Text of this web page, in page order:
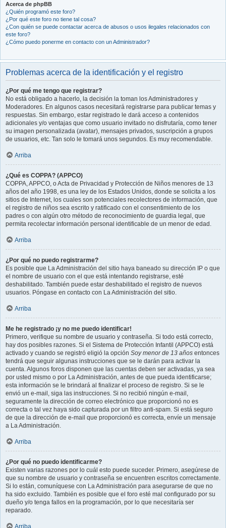
Acerca de phpBB
¿Quién programó este foro?
¿Por qué este foro no tiene tal cosa?
¿Con quién se puede contactar acerca de abusos o usos ilegales relacionados con
este foro?
¿Cómo puedo ponerme en contacto con un Administrador?
Problemas acerca de la identificación y el registro
¿Por qué me tengo que registrar?
No está obligado a hacerlo, la decisión la toman los Administradores y
Moderadores. En algunos casos necesitará registrarse para publicar temas y
respuestas. Sin embargo, estar registrado le dará acceso a contenidos
adicionales y/o ventajas que como usuario invitado no disfrutaría, como tener
su imagen personalizada (avatar), mensajes privados, suscripción a grupos
de usuarios, etc. Tan solo le tomará unos segundos. Es muy recomendable.
Arriba
¿Qué es COPPA? (APPCO)
COPPA, APPCO, o Acta de Privacidad y Protección de Niños menores de 13
años del año 1998, es una ley de los Estados Unidos, donde se solicita a los
sitios de Internet, los cuales son potenciales recolectores de información, que
el registro de niños sea escrito y ratificado con el consentimiento de los
padres o con algún otro método de reconocimiento de guardia legal, que
permita recolectar información personal identificable de un menor de edad.
Arriba
¿Por qué no puedo registrarme?
Es posible que La Administración del sitio haya baneado su dirección IP o que
el nombre de usuario con el que está intentando registrarse, esté
deshabilitado. También puede estar deshabilitado el registro de nuevos
usuarios. Póngase en contacto con La Administración del sitio.
Arriba
Me he registrado ¡y no me puedo identificar!
Primero, verifique su nombre de usuario y contraseña. Si todo está correcto,
hay dos posibles razones. Si el Sistema de Protección Infantil (APPCO) está
activado y cuando se registró eligió la opción Soy menor de 13 años entonces
tendrá que seguir algunas instrucciones que se le darán para activar la
cuenta. Algunos foros disponen que las cuentas deben ser activadas, ya sea
por usted mismo o por La Administración, antes de que pueda identificarse;
esta información se le brindará al finalizar el proceso de registro. Si se le
envió un e-mail, siga las instrucciones. Si no recibió ningún e-mail,
seguramente la dirección de correo electrónico que proporcionó no es
correcta o tal vez haya sido capturada por un filtro anti-spam. Si está seguro
de que la dirección de e-mail que proporcionó es correcta, envíe un mensaje
a La Administración.
Arriba
¿Por qué no puedo identificarme?
Existen varias razones por lo cuál esto puede suceder. Primero, asegúrese de
que su nombre de usuario y contraseña se encuentren escritos correctamente.
Si lo están, comuníquese con La Administración para asegurarse de que no
ha sido excluido. También es posible que el foro esté mal configurado por su
dueño y/o tenga fallos en la programación, por lo que necesitaría ser
reparado.
Arriba